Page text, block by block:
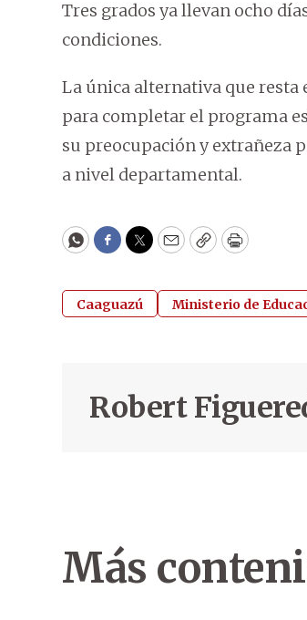
Tres grados ya llevan ocho
condiciones.
La única alternativa que resta
para completar el programa
su preocupación y extrañeza
a nivel departamental.
WhatsApp
Facebook
Twitter
EmailCopyPrint
Caaguazú Ministerio de
Robert
Más